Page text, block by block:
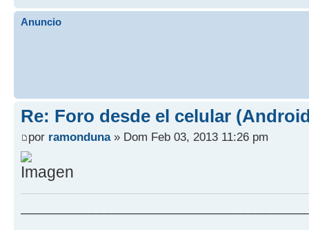
Anuncio
Re: Foro desde el celular
por ramonduna» Dom Feb 03, 2013 11:26 pm